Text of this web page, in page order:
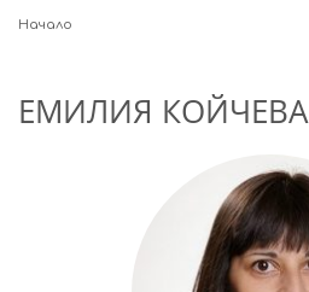
Начало
ЕМИЛИЯ КОЙЧЕВА